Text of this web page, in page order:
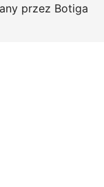
przez Botiga